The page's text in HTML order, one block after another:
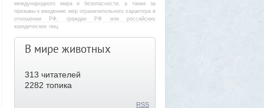
международного мира и безопасности, а также за
призывы к введению мер ограничительного характера в
отношении РФ, граждан РФ или российских
юридических лиц.
В мире животных
313 читателей
2282 топика
RSS